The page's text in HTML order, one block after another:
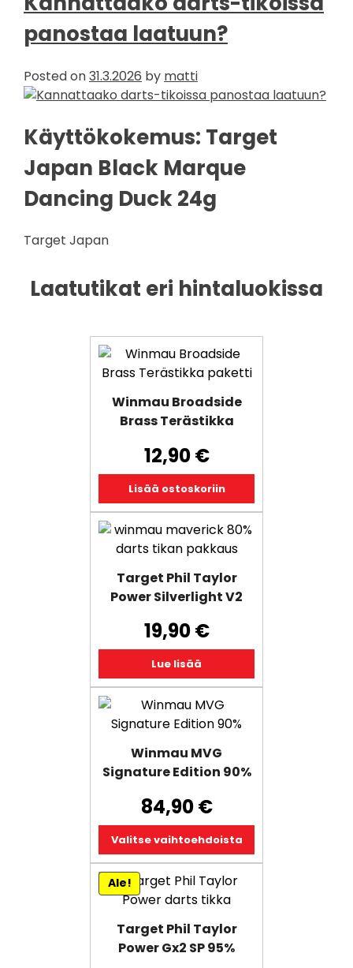
olevia
suosikkeja
–
kärjet
valtaavat
panostaa laatuun?
Posted on31.3.2026 by matti
Käyttökokemus: Target
Japan Black Marque
Dancing Duck 24g
Target Japan
Laatutikat eri hintaluokissa
Winmau Broadside
Brass Terästikka
12,90€
Lisää ostoskoriin
Target Phil Taylor
Power Silverlight V2
19,90€
Lue lisää
Winmau MVG
Signature Edition 90%
84,90€
Valitse vaihtoehdoista
Tällä
tuotteella
useampi
muunnelma.
valinnat
tuotteen
sivulla.
Ale!
Target Phil Taylor
Power Gx2 SP 95%